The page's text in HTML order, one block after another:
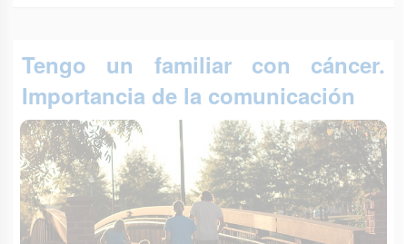
Tengo un familiar con cáncer.
Importancia de la comunicación